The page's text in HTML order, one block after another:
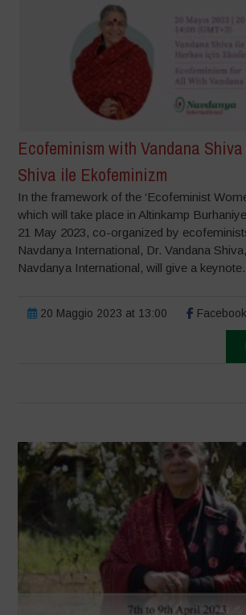
Ecofeminism with Vandana
Shiva ile Ekofeminizm
In the framework of the ‘Ecofeminist
which will take place in Altinkamp
21 May 2023, co-organized by
Navdanya International, Dr. Vandana
Navdanya International, will give a
20 Maggio 2023 at 13:00 Facebook